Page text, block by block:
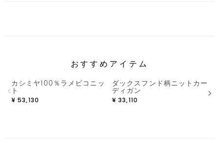
おすすめアイテム
カシミヤ100％ラメピコニッ
ト
¥ 53,130
ダックスフンド柄ニットカー
ディガン
¥ 33,110